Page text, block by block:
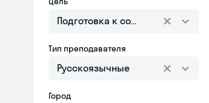
Подготовка к собеседованию
Тип преподавателя
Русскоязычные
Город